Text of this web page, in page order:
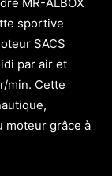
sportive
SACS
par air et
min. Cette
moteur grâce à